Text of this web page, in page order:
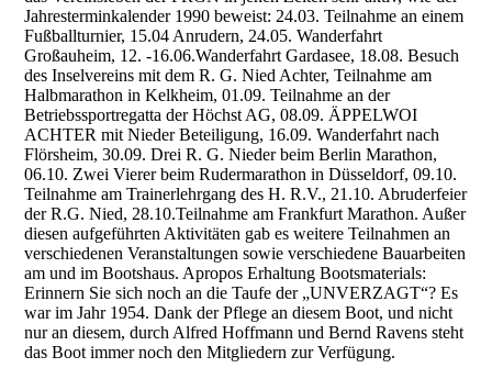
Jahresterminkalender 1990 beweist: 24.03. Teilnahme an einem
Fußballturnier, 15.04 Anrudern, 24.05. Wanderfahrt
Großauheim, 12. -16.06.Wanderfahrt Gardasee, 18.08. Besuch
des Inselvereins mit dem R. G. Nied Achter, Teilnahme am
Halbmarathon in Kelkheim, 01.09. Teilnahme an der
Betriebssportregatta der Höchst AG, 08.09. ÄPPELWOI
ACHTER mit Nieder Beteiligung, 16.09. Wanderfahrt nach
Flörsheim, 30.09. Drei R. G. Nieder beim Berlin Marathon,
06.10. Zwei Vierer beim Rudermarathon in Düsseldorf, 09.10.
Teilnahme am Trainerlehrgang des H. R.V., 21.10. Abruderfeier
der R.G. Nied, 28.10.Teilnahme am Frankfurt Marathon. Außer
diesen aufgeführten Aktivitäten gab es weitere Teilnahmen an
verschiedenen Veranstaltungen sowie verschiedene Bauarbeiten
am und im Bootshaus. Apropos Erhaltung Bootsmaterials:
Erinnern Sie sich noch an die Taufe der „UNVERZAGT“? Es
war im Jahr 1954. Dank der Pflege an diesem Boot, und nicht
nur an diesem, durch Alfred Hoffmann und Bernd Ravens steht
das Boot immer noch den Mitgliedern zur Verfügung.